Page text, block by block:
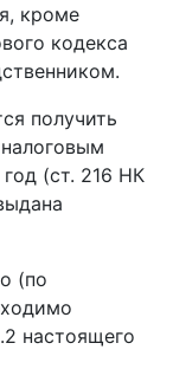
кроме
кодекса
получить
(ст. 216 НК
(по
настоящего